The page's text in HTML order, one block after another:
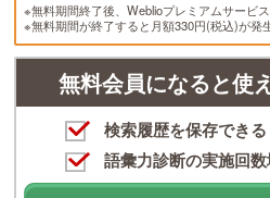
※無料期間終了後、Weblioプレミアムサービ
※無料期間が終了すると月額330円(税込)が発
無料会員になると使
検索履歴を保存できる
語彙力診断の実施回数